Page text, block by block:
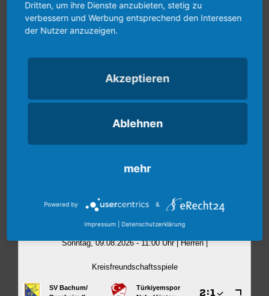
Dritten, um ihre Dienste anzubieten, stetig zu
verbessern und Werbung entsprechend den Interessen
der Nutzer anzuzeigen.
Akzeptieren
Ablehnen
mehr
Powered by &
Impressum Datenschutzerklärung